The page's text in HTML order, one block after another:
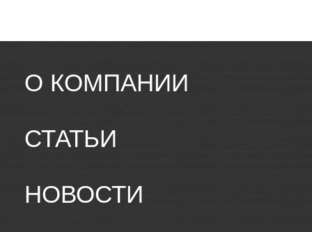
О КОМПАНИИ
СТАТЬИ
НОВОСТИ